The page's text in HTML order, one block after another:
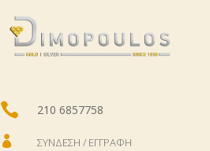
 210 6857758
 ΣΎΝΔΕΣΗ / ΕΓΓΡΑΦΉ